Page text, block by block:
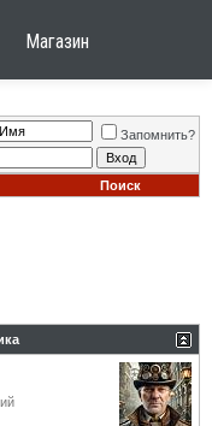
Магазин
Запомнить?
Поиск